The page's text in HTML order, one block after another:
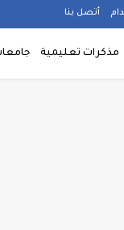
أتصل بنا
مذكرات تعليمية